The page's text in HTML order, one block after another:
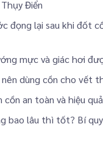
Điển
đọng lại sau khi đốt
mực và giác hơi
nên dùng cồn cho vết
cồn an toàn và hiệu quả
bao lâu thì tốt? Bí